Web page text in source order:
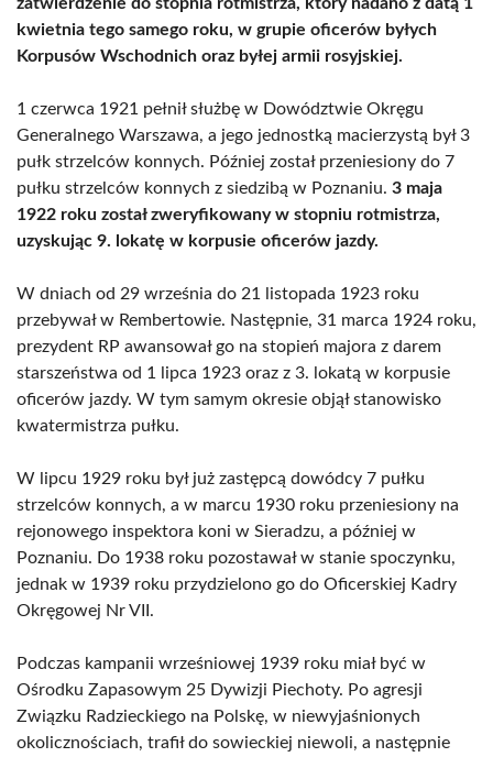
kwietnia tego samego roku, w grupie oficerów byłych
Korpusów Wschodnich oraz byłej armii rosyjskiej.
1 czerwca 1921 pełnił służbę w Dowództwie Okręgu
Generalnego Warszawa, a jego jednostką macierzystą był 3
pułk strzelców konnych. Później został przeniesiony do 7
pułku strzelców konnych z siedzibą w Poznaniu. 3 maja
1922 roku został zweryfikowany w stopniu rotmistrza,
uzyskując 9. lokatę w korpusie oficerów jazdy.
W dniach od 29 września do 21 listopada 1923 roku
przebywał w Rembertowie. Następnie, 31 marca 1924 roku,
prezydent RP awansował go na stopień majora z darem
starszeństwa od 1 lipca 1923 oraz z 3. lokatą w korpusie
oficerów jazdy. W tym samym okresie objął stanowisko
kwatermistrza pułku.
W lipcu 1929 roku był już zastępcą dowódcy 7 pułku
strzelców konnych, a w marcu 1930 roku przeniesiony na
rejonowego inspektora koni w Sieradzu, a później w
Poznaniu. Do 1938 roku pozostawał w stanie spoczynku,
jednak w 1939 roku przydzielono go do Oficerskiej Kadry
Okręgowej Nr VII.
Podczas kampanii wrześniowej 1939 roku miał być w
Ośrodku Zapasowym 25 Dywizji Piechoty. Po agresji
Związku Radzieckiego na Polskę, w niewyjaśnionych
okolicznościach, trafił do sowieckiej niewoli, a następnie